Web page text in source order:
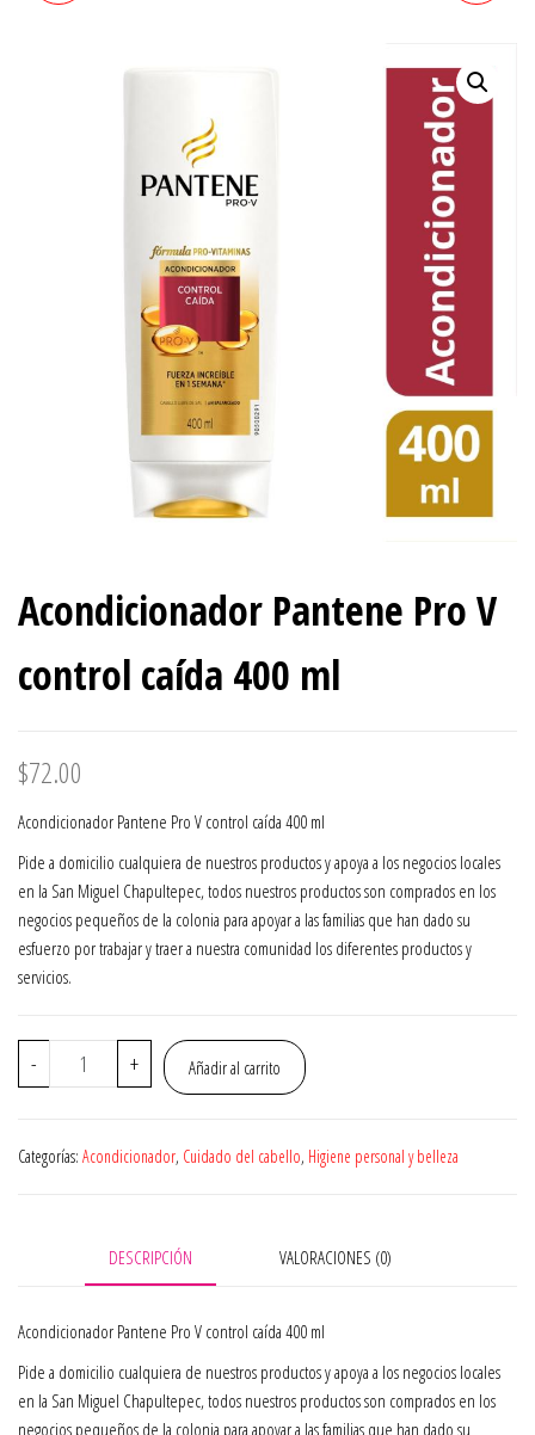
Acondicionador Pantene Pro V
control caída 400 ml
$72.00
Acondicionador Pantene Pro V control caída 400 ml
Pide a domicilio cualquiera de nuestros productos y apoya a los negocios locales
en la San Miguel Chapultepec, todos nuestros productos son comprados en los
negocios pequeños de la colonia para apoyar a las familias que han dado su
esfuerzo por trabajar y traer a nuestra comunidad los diferentes productos y
servicios.
-
Acondicionador
Pantene
control
cantidad
+ Añadir al carrito
Categorías: Acondicionador, Cuidado del cabello, Higiene personal y belleza
DESCRIPCIÓN VALORACIONES (0)
Acondicionador Pantene Pro V control caída 400 ml
Pide a domicilio cualquiera de nuestros productos y apoya a los negocios locales
en la San Miguel Chapultepec, todos nuestros productos son comprados en los
negocios pequeños de la colonia para apoyar a las familias que han dado su